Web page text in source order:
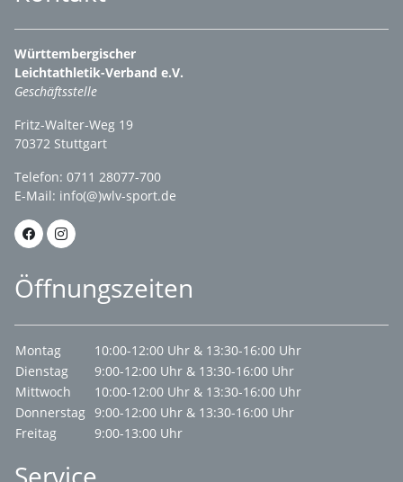
Württembergischer
Leichtathletik-Verband e.V.
Geschäftsstelle
Fritz-Walter-Weg 19
70372 Stuttgart
Telefon: 0711 28077-700
E-Mail: info(@)wlv-sport.de
Öffnungszeiten
Montag
10:00-12:00 Uhr & 13:30-16:00 Uhr
Dienstag
9:00-12:00 Uhr & 13:30-16:00 Uhr
Mittwoch
10:00-12:00 Uhr & 13:30-16:00 Uhr
Donnerstag 9:00-12:00 Uhr & 13:30-16:00 Uhr
Freitag
9:00-13:00 Uhr